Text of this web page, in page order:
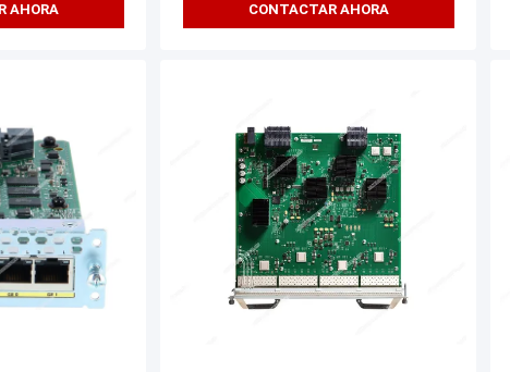
AHORA CONTACTAR AHORA